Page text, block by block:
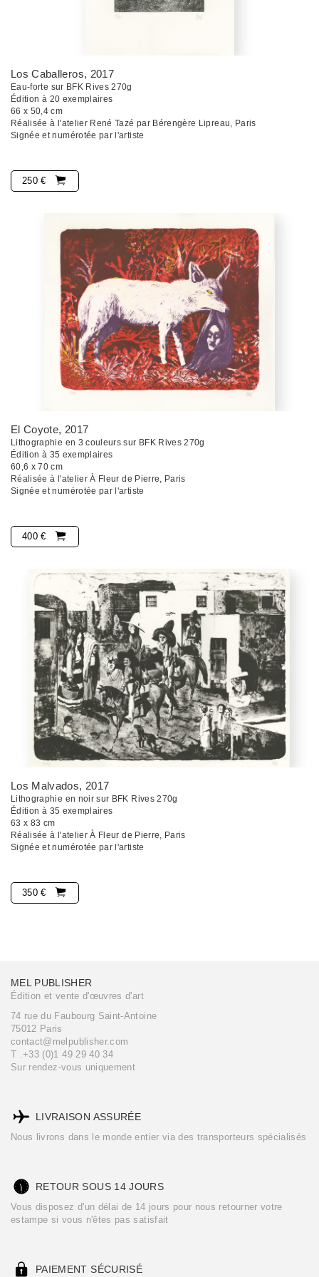
Los Caballeros, 2017
Eau-forte sur BFK Rives 270g
Édition à 20 exemplaires
66 x 50,4 cm
Réalisée à l'atelier René Tazé par Bérengère Lipreau, Paris
Signée et numérotée par l'artiste
250 €
El Coyote, 2017
Lithographie en 3 couleurs sur BFK Rives 270g
Édition à 35 exemplaires
60,6 x 70 cm
Réalisée à l'atelier À Fleur de Pierre, Paris
Signée et numérotée par l'artiste
400 €
Los Malvados, 2017
Lithographie en noir sur BFK Rives 270g
Édition à 35 exemplaires
63 x 83 cm
Réalisée à l'atelier À Fleur de Pierre, Paris
Signée et numérotée par l'artiste
350 €
MEL PUBLISHER
Édition et vente d'œuvres d'art
74 rue du Faubourg Saint-Antoine
75012 Paris
contact@melpublisher.com
T .+33 (0)1 49 29 40 34
Sur rendez-vous uniquement
LIVRAISON ASSURÉE
Nous livrons dans le monde entier via des transporteurs spécialisés
RETOUR SOUS 14 JOURS
Vous disposez d'un délai de 14 jours pour nous retourner votre
estampe si vous n'êtes pas satisfait
PAIEMENT SÉCURISÉ